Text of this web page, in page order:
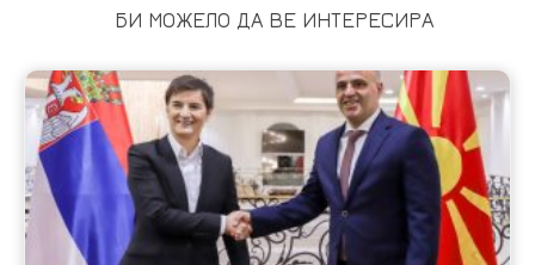
БИ МОЖЕЛО ДА ВЕ ИНТЕРЕСИРА